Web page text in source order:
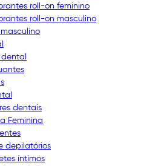
roll-on feminino
roll-on masculino
dentais
Feminina
depilatórios
íntimos